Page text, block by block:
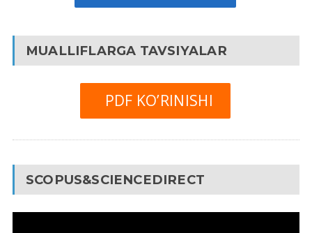
MUALLIFLARGA TAVSIYALAR
PDF KO’RINISHI
SCOPUS&SCIENCEDIRECT